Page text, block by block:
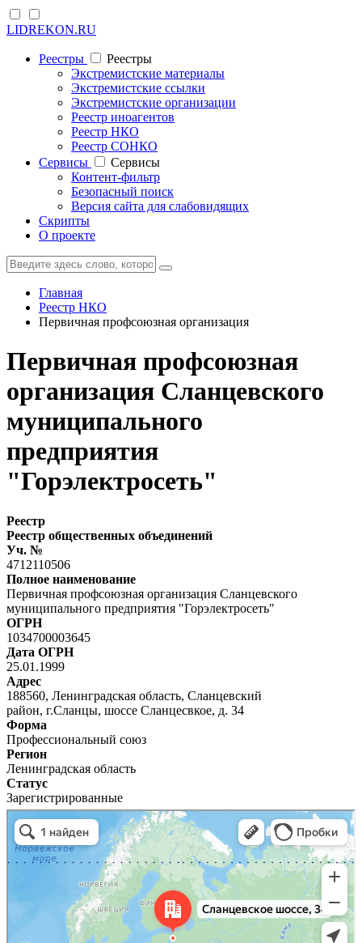
LIDREKON.RU
Реестры
Реестры
Экстремистские материалы
Экстремистские ссылки
Экстремистские организации
Реестр иноагентов
Реестр НКО
Реестр СОНКО
Cервисы
Cервисы
Контент-фильтр
Безопасный поиск
Версия сайта для слабовидящих
Скрипты
О проекте
Главная
Реестр НКО
Первичная профсоюзная организация
Первичная профсоюзная
организация Сланцевского
муниципального
предприятия
"Горэлектросеть"
Реестр
Реестр общественных объединений
Уч. №
4712110506
Полное наименование
Первичная профсоюзная организация Сланцевского
муниципального предприятия "Горэлектросеть"
ОГРН
1034700003645
Дата ОГРН
25.01.1999
Адрес
188560, Ленинградская область, Сланцевский
район, г.Сланцы, шоссе Сланцесвкое, д. 34
Форма
Профессиональный союз
Регион
Ленинградская область
Статус
Зарегистрированные